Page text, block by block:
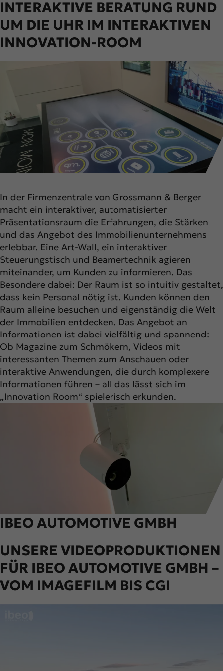
INTERAKTIVE BERATUNG RUND
UM DIE UHR IM INTERAKTIVEN
INNOVATION-ROOM
In der Firmenzentrale von Grossmann & Berger
macht ein interaktiver, automatisierter
Präsentationsraum die Erfahrungen, die Stärken
und das Angebot des Immobilienunternehmens
erlebbar. Eine Art-Wall, ein interaktiver
Steuerungstisch und Beamertechnik agieren
miteinander, um Kunden zu informieren. Das
Besondere dabei: Der Raum ist so intuitiv gestaltet,
dass kein Personal nötig ist. Kunden können den
Raum alleine besuchen und eigenständig die Welt
der Immobilien entdecken. Das Angebot an
Informationen ist dabei vielfältig und spannend:
Ob Magazine zum Schmökern, Videos mit
interessanten Themen zum Anschauen oder
interaktive Anwendungen, die durch komplexere
Informationen führen – all das lässt sich im
„Innovation Room“ spielerisch erkunden.
IBEO AUTOMOTIVE GMBH
UNSERE VIDEOPRODUKTIONEN
FÜR IBEO AUTOMOTIVE GMBH –
VOM IMAGEFILM BIS CGI